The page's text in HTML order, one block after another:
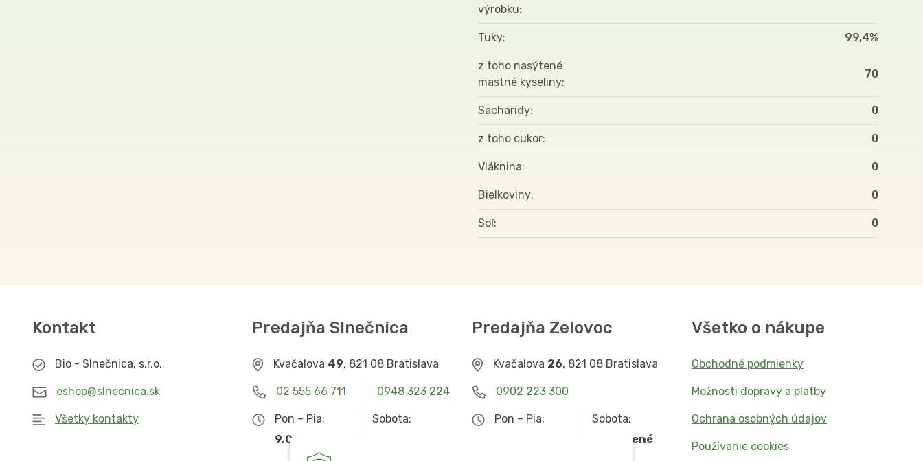
výrobku
Tuky 99,4%
z toho nasýtené
mastné kyseliny
70
Sacharidy 0
z toho cukor 0
Vláknina 0
Bielkoviny 0
Soľ 0
Kontakt
Bio - Slnečnica, s.r.o.
eshop@slnecnica.sk
Všetky kontakty
Predajňa Slnečnica
Kvačalova 49, 821 08 Bratislava
02 555 66 711 0948 323 224
Pon – Pia:
9.00 – 19.00
Sobota:
Predajňa Zelovoc
Kvačalova 26, 821 08 Bratislava
0902 223 300
Pon – Pia:
Sobota:
Zatvorené
Všetko o nákupe
Obchodné podmienky
Možnosti dopravy a platby
Ochrana osobných údajov
Používanie cookies